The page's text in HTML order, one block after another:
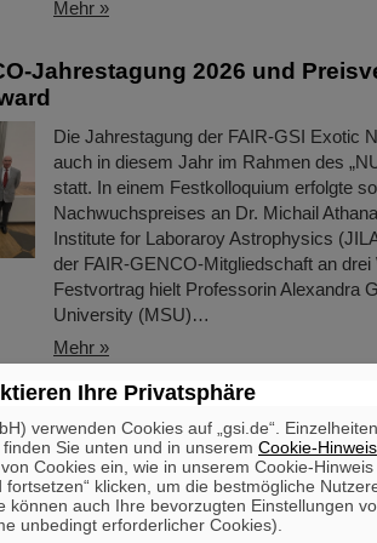
Mehr »
Jahrestagung 2026 und
Die Jahrestagung der FAIR-GSI Exotic
auch in diesem Jahr im Rahmen des
statt. In einem Festkolloquium erfolgte
Nachwuchspreises an Dr. Michail
Institute for Laboraroy Astrophysics
der FAIR-GENCO-Mitgliedschaft an
Festvortrag hielt Professorin Alexandra
University (MSU)…
Mehr »
Svenja Schulze zu
Die Bundestagsabgeordnete Svenja
wirtschaftliche Zusammenarbeit und
dem hessischen
FAIR in Darmstadt. Im Mittelpunkt des
Ihre Privatsphäre
verwenden Cookies auf „gsi.de“.
Sie unten und in unserem Cookie-Hinweis
Cookies ein, wie in unserem Cookie-
fortsetzen“ klicken, um die bestmögliche
können auch Ihre bevorzugten Einstellungen
unbedingt erforderlicher Cookies).